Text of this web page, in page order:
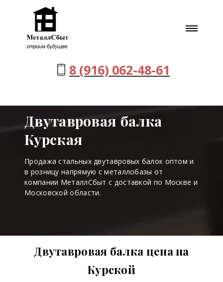
8 (916) 062-48-61
Двутавровая балка
Курская
Продажа стальных двутавровых балок оптом и
в розницу напрямую с металлобазы от
компании МеталлСбыт с доставкой по Москве и
Московской области.
Двутавровая балка цена на
Курской